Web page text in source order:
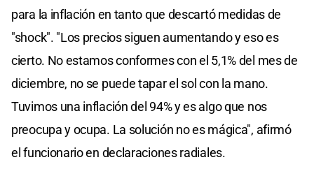
para la inflación en tanto que descartó medidas de
"shock". "Los precios siguen aumentando y eso es
cierto. No estamos conformes con el 5,1% del mes de
diciembre, no se puede tapar el sol con la mano.
Tuvimos una inflación del 94% y es algo que nos
preocupa y ocupa. La solución no es mágica", afirmó
el funcionario en declaraciones radiales.